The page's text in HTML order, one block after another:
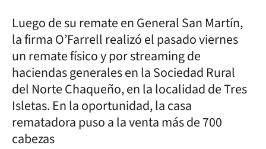
Luego de su remate en General San Martín,
la firma O’Farrell realizó el pasado viernes
un remate físico y por streaming de
haciendas generales en la Sociedad Rural
del Norte Chaqueño, en la localidad de Tres
Isletas. En la oportunidad, la casa
rematadora puso a la venta más de 700
cabezas